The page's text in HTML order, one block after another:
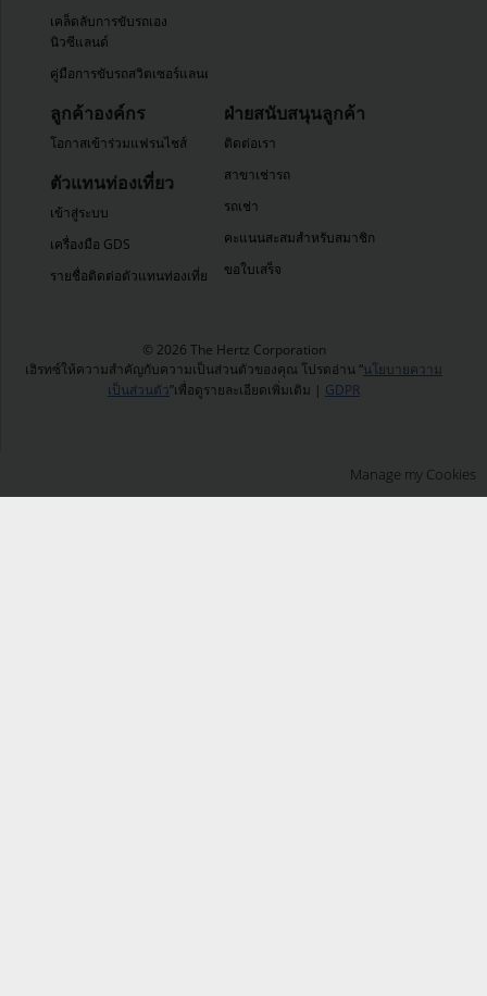
เคล็ดลับการขับรถเอง
นิวซีแลนด์
คู่มือการขับรถสวิตเซอร์แลนด์
ลูกค้าองค์กร
โอกาสเข้าร่วมแฟรนไชส์
ตัวแทนท่องเที่ยว
เข้าสู่ระบบ
เครื่องมือ GDS
รายชื่อติดต่อตัวแทนท่องเที่ยว
ฝ่ายสนับสนุนลูกค้า
ติดต่อเรา
สาขาเช่ารถ
รถเช่า
คะแนนสะสมสำหรับสมาชิก
ขอใบเสร็จ
© 2026 The Hertz Corporation
เฮิรทซ์ให้ความสำคัญกับความเป็นส่วนตัวของคุณ โปรดอ่าน “นโยบายความ
เป็นส่วนตัว”เพื่อดูรายละเอียดเพิ่มเติม | GDPR
Manage my Cookies